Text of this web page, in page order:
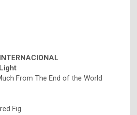
From The End of the World
Fig